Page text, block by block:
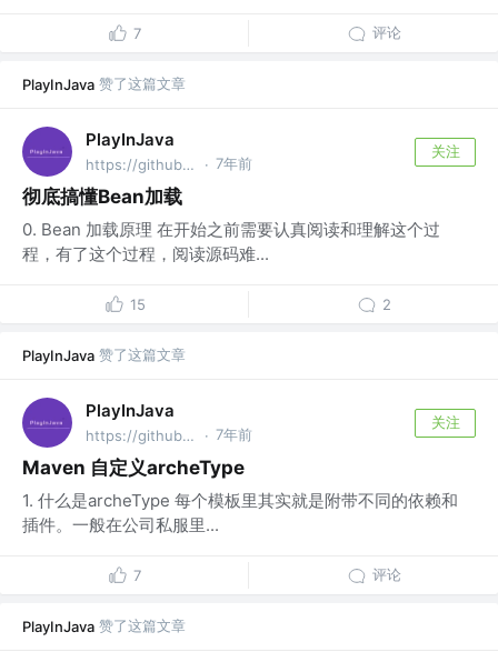
7 评论
PlayInJava 赞了这篇文章
PlayInJava
https://github.com/fantj2016/java-reader @alibaba · 7年前
关注
彻底搞懂Bean加载
0. Bean 加载原理 在开始之前需要认真阅读和理解这个过
程，有了这个过程，阅读源码难...
15 2
PlayInJava 赞了这篇文章
PlayInJava
https://github.com/fantj2016/java-reader @alibaba · 7年前
关注
Maven 自定义archeType
1. 什么是archeType 每个模板里其实就是附带不同的依赖和
插件。一般在公司私服里...
7 评论
PlayInJava 赞了这篇文章